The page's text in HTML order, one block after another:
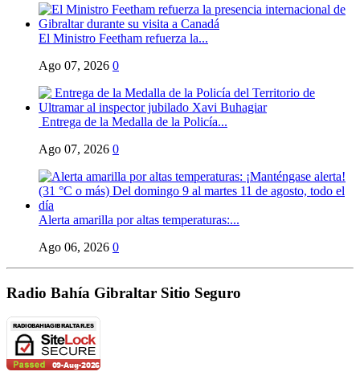
El Ministro Feetham refuerza la...
Ago 07, 2026 0
Entrega de la Medalla de la Policía...
Ago 07, 2026 0
Alerta amarilla por altas temperaturas:...
Ago 06, 2026 0
Radio Bahía Gibraltar Sitio Seguro